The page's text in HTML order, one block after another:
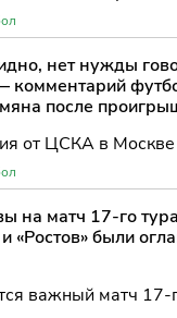
обсуждения
в составах
эксперт и
высказал свое
нет нужды
комментарий
после
от ЦСКА в Москве
Байрамян выразил
заявил, что нет
победу над
на матч 17‑го
«Ростов» были
важный матч